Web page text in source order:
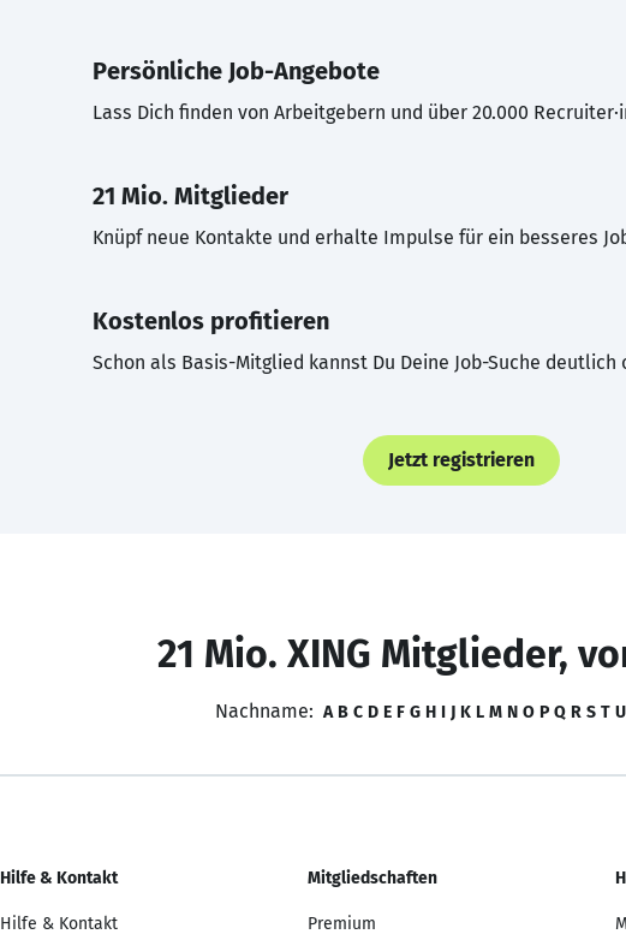
Persönliche Job-Angebote
Lass Dich finden von Arbeitgebern und über 20.000
21 Mio. Mitglieder
Knüpf neue Kontakte und erhalte Impulse für ein besseres
Kostenlos profitieren
Schon als Basis-Mitglied kannst Du Deine Job-Suche deutlich
Jetzt registrieren
21 Mio. XING Mitglieder,
Nachname: A B C D E F G H I J K L M N O P Q R S T U
Hilfe & Kontakt
Hilfe & Kontakt
Mitgliedschaften
Premium